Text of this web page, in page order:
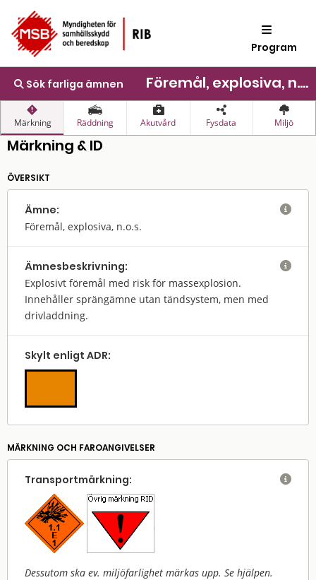
Program
Sök farliga ämnen Föremål, explosiva, n.o.s.
Märkning Räddning Akutvård Fysdata Miljö
Märkning & ID
ÖVERSIKT
Ämne:
Föremål, explosiva, n.o.s.

Ämnes­beskrivning:
Explosivt föremål med risk för massexplosion.
Innehåller sprängämne utan tändsystem, men med
drivladdning.

Skylt enligt ADR:
MÄRKNING OCH FAROANGIVELSER
Transport­märkning:
Dessutom ska ev. miljöfarlighet märkas upp. Se hjälpen.
